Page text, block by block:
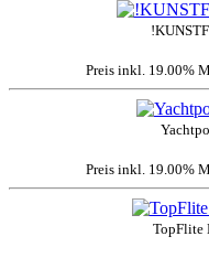
Preis inkl. 19.00%
Preis inkl. 19.00%
TopFlite